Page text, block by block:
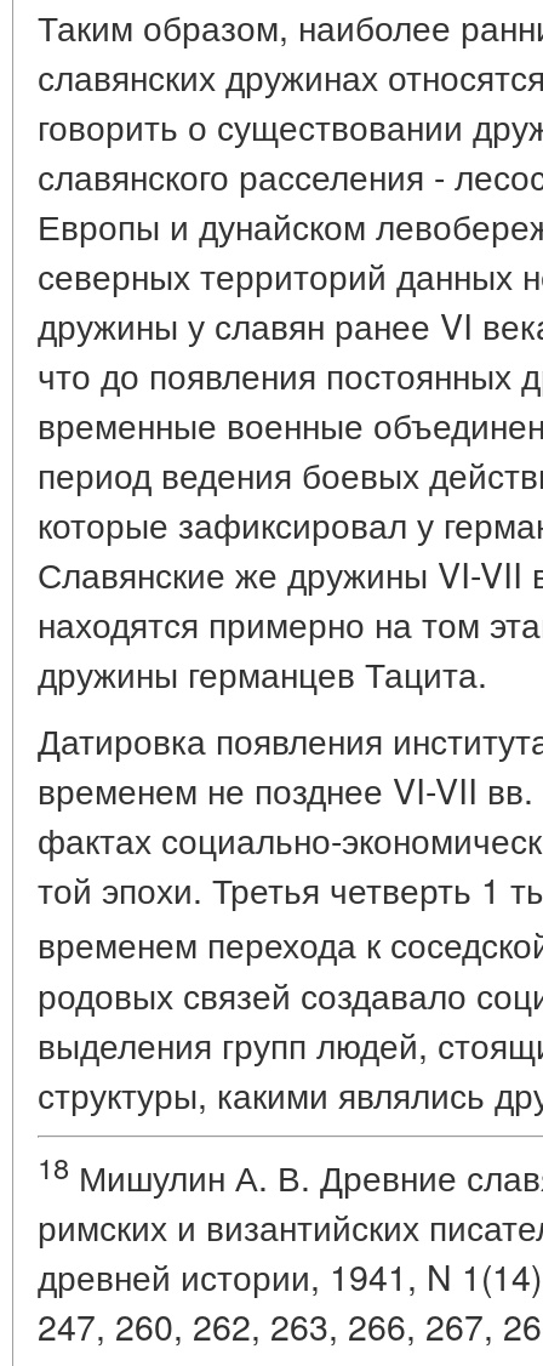
Таким образом, наиболее
славянских дружинах
говорить о существовании
славянского расселения -
Европы и дунайском
северных территорий данных
дружины у славян ранее VI
что до появления постоянных
временные военные
период ведения боевых
которые зафиксировал у
Славянские же дружины VI-VII
находятся примерно на том
дружины германцев Тацита.
Датировка появления
временем не позднее VI-VII
фактах социально-
той эпохи. Третья четверть 1
временем перехода к
родовых связей создавало
выделения групп людей,
структуры, какими являлись
18 Мишулин А. В. Древние
римских и византийских
древней истории, 1941, N
247, 260, 262, 263, 266, 267,